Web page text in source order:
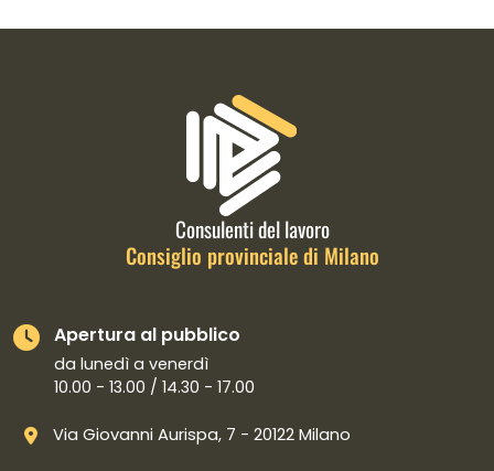
Informazioni di contatto e link
Consulenti del lavoro
Consiglio provinciale di Milano
Apertura al pubblico
da lunedì a venerdì
10.00 - 13.00 / 14.30 - 17.00
Via Giovanni Aurispa, 7 - 20122 Milano